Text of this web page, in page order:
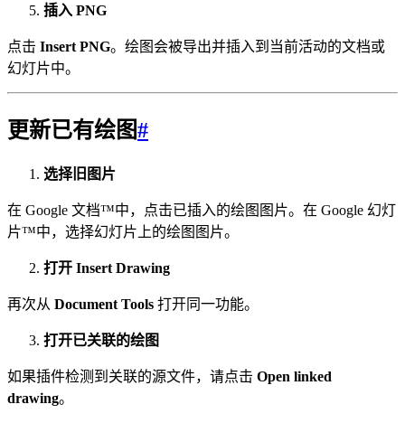
插入 PNG
点击 Insert PNG。绘图会被导出并插入到当前活动的文档或
幻灯片中。
更新已有绘图#
选择旧图片
在 Google 文档™中，点击已插入的绘图图片。在 Google 幻灯
片™中，选择幻灯片上的绘图图片。
打开 Insert Drawing
再次从 Document Tools 打开同一功能。
打开已关联的绘图
如果插件检测到关联的源文件，请点击 Open linked
drawing。